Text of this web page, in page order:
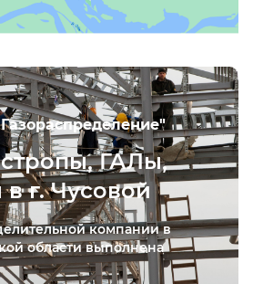
ГАЛы,
г. Чусовой
компании в
области выполнена